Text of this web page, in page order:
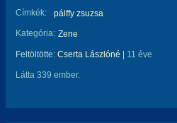
Címkék:
pálffy zsuzsa
Kategória: Zene
Feltöltötte: Cserta Lászlóné 11 éve
Látta 339 ember.